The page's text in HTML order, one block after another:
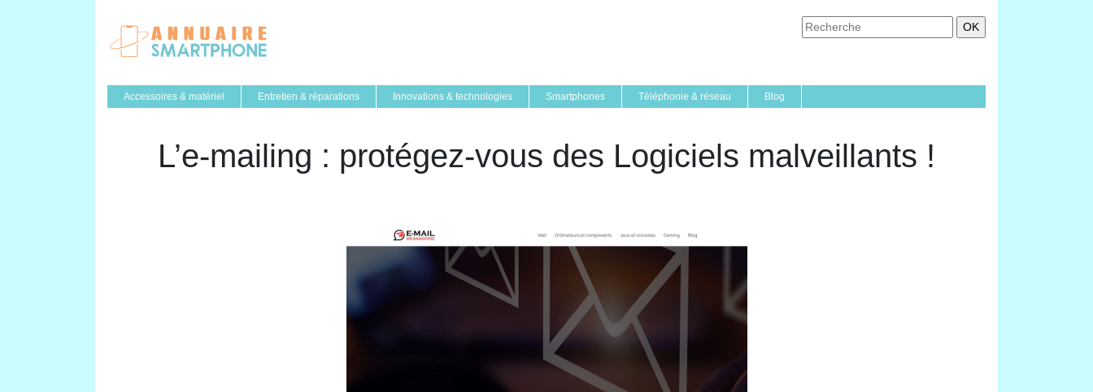
Accessoires & matériel Entretien & réparations Innovations & technologies Smartphones Téléphonie & réseau Blog
L’e-mailing : protégez-vous des Logiciels malveillants !